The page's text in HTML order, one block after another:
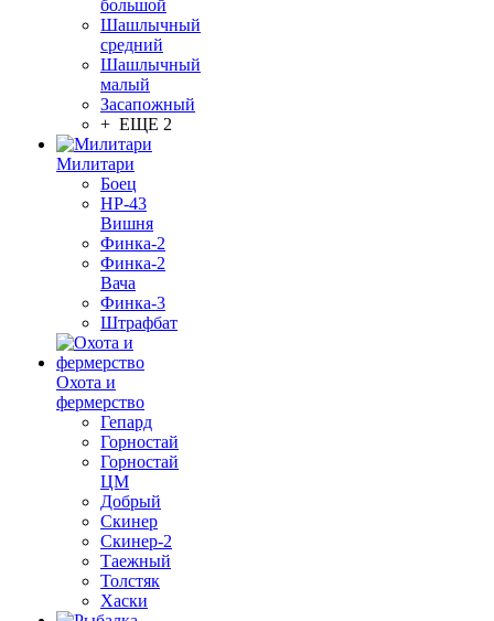
большой
Шашлычный
средний
Шашлычный
малый
Засапожный
+ ЕЩЕ 2
Милитари
Боец
НР-43
Вишня
Финка-2
Финка-2
Вача
Финка-3
Штрафбат
Охота и
фермерство
Гепард
Горностай
Горностай
ЦМ
Добрый
Скинер
Скинер-2
Таежный
Толстяк
Хаски